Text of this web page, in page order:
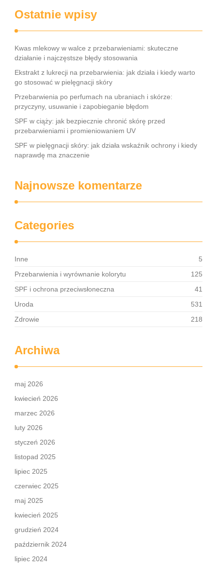
Ostatnie wpisy
Kwas mlekowy w walce z przebarwieniami: skuteczne
działanie i najczęstsze błędy stosowania
Ekstrakt z lukrecji na przebarwienia: jak działa i kiedy warto
go stosować w pielęgnacji skóry
Przebarwienia po perfumach na ubraniach i skórze:
przyczyny, usuwanie i zapobieganie błędom
SPF w ciąży: jak bezpiecznie chronić skórę przed
przebarwieniami i promieniowaniem UV
SPF w pielęgnacji skóry: jak działa wskaźnik ochrony i kiedy
naprawdę ma znaczenie
Najnowsze komentarze
Categories
Inne
5
Przebarwienia i wyrównanie kolorytu
125
SPF i ochrona przeciwsłoneczna
41
Uroda
531
Zdrowie
218
Archiwa
maj 2026
kwiecień 2026
marzec 2026
luty 2026
styczeń 2026
listopad 2025
lipiec 2025
czerwiec 2025
maj 2025
kwiecień 2025
grudzień 2024
październik 2024
lipiec 2024